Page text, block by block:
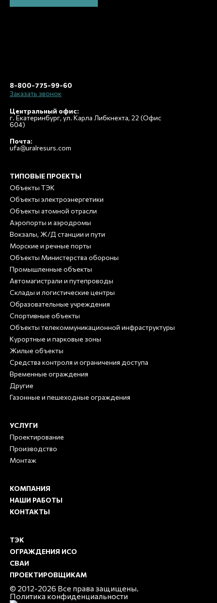
8-800-775-99-60
Заказать звонок
Центральный офис:
г. Екатеринбург, ул. Карла Либкнехта, 22 (Офис
604)
Почта:
ufa@uralresurs.com
ТИПОВЫЕ ПРОЕКТЫ
Объекты ТЭК
Объекты электроэнергетики
Объекты атомной отрасли
Аэропорты и аэродромы
Вокзалы, Ж/Д станции и пути
Морские и речные порты
Объекты Министерства обороны
Промышленные объекты
Автомагистрали и путепроводы
Склады и логистические центры
Образовательные учреждения
Спортивные объекты
Объекты телекоммуникационной инфраструктуры
Курортные и парковые зоны
Жилые объекты
Средства контроля и ограничения доступа
Временные ограждения
Другие
Газонные и пешеходные ограждения
УСЛУГИ
Проектирование
Производство
Монтаж
КОМПАНИЯ
НАШИ РАБОТЫ
КОНТАКТЫ
ТЭК
ОГРАЖДЕНИЯ ИСО
СВАИ
ПРОЕКТИРОВЩИКАМ
© 2012-2026 Все права защищены.
Политика конфиденциальности